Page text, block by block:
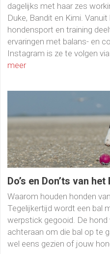
dagelijks met haar zes
Duke, Bandit en Kimi.
hondensport en training
ervaringen met balans- en
Instagram is ze te volgen
meer
Do’s en Don’ts van
Waarom houden honden
Tegelijkertijd wordt een bal
werpstick gegooid. De hond
achteraan om die bal op te
wel eens gezien of jouw